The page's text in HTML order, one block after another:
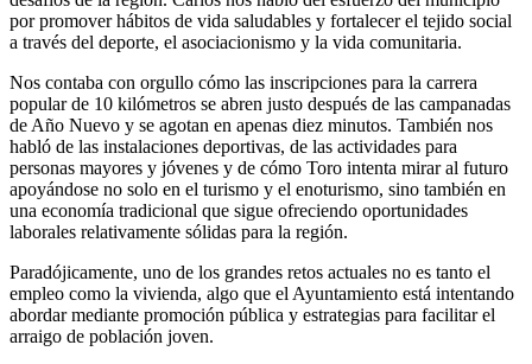
por promover hábitos de vida saludables y fortalecer el tejido social
a través del deporte, el asociacionismo y la vida comunitaria.
Nos contaba con orgullo cómo las inscripciones para la carrera
popular de 10 kilómetros se abren justo después de las campanadas
de Año Nuevo y se agotan en apenas diez minutos. También nos
habló de las instalaciones deportivas, de las actividades para
personas mayores y jóvenes y de cómo Toro intenta mirar al futuro
apoyándose no solo en el turismo y el enoturismo, sino también en
una economía tradicional que sigue ofreciendo oportunidades
laborales relativamente sólidas para la región.
Paradójicamente, uno de los grandes retos actuales no es tanto el
empleo como la vivienda, algo que el Ayuntamiento está intentando
abordar mediante promoción pública y estrategias para facilitar el
arraigo de población joven.